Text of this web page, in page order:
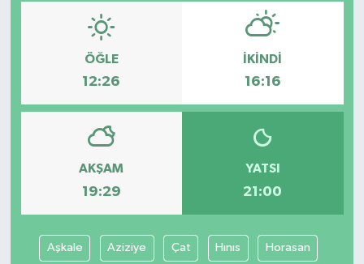
ÖĞLE
12:26
İKINDI
16:16
AKŞAM
19:29
YATSI
21:00
Aşkale Aziziye Çat Hınıs Horasan